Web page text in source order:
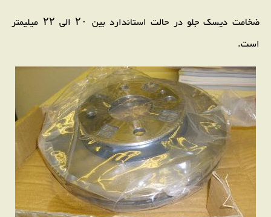
ضخامت دیسک جلو در حالت استاندارد بین ۲۰ الی ۲۲ میلیمتر
است.